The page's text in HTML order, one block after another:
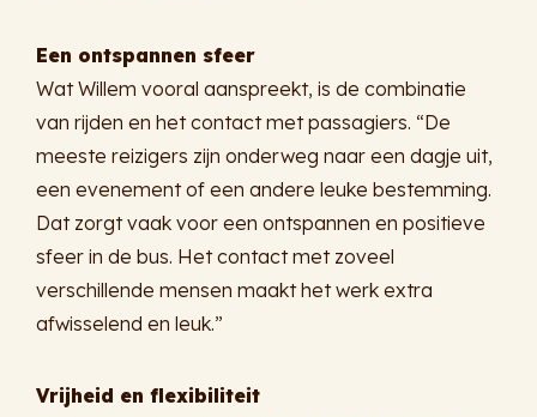
Een ontspannen sfeer
Wat Willem vooral aanspreekt, is de combinatie
van rijden en het contact met passagiers. “De
meeste reizigers zijn onderweg naar een dagje uit,
een evenement of een andere leuke bestemming.
Dat zorgt vaak voor een ontspannen en positieve
sfeer in de bus. Het contact met zoveel
verschillende mensen maakt het werk extra
afwisselend en leuk.”
Vrijheid en flexibiliteit